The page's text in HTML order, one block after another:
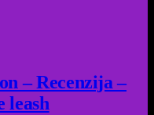
– Recenzija –
leash